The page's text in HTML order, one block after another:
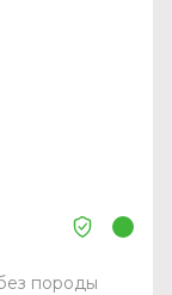
породы